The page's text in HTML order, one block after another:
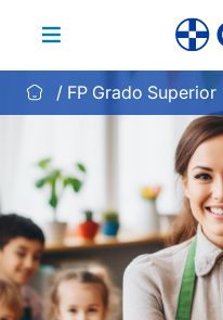
contenido
FP Grado Superior